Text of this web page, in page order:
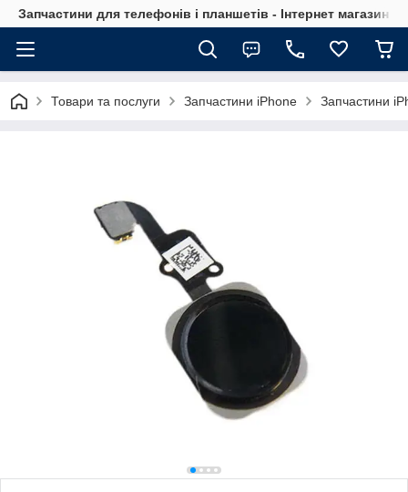
Запчастини для телефонів і планшетів - Інтернет магазин
Товари та послуги Запчастини iPhone Запчастини